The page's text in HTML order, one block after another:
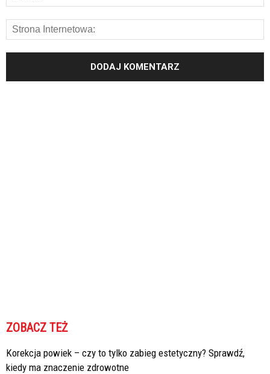
ZOBACZ TEŻ
Korekcja powiek – czy to tylko zabieg estetyczny? Sprawdź,
kiedy ma znaczenie zdrowotne